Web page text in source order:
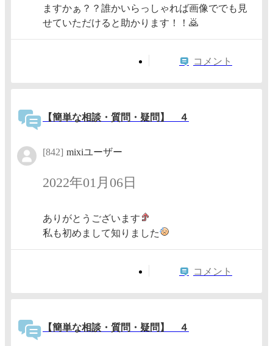
ますかぁ？？誰かいらっしゃれば画像ででも見
せていただけると助かります！！🙇
コメント
【簡単な相談・質問・疑問】 ４
[842] mixiユーザー
2022年01月06日
ありがとうございます
私も初めまして知りました
コメント
【簡単な相談・質問・疑問】 ４